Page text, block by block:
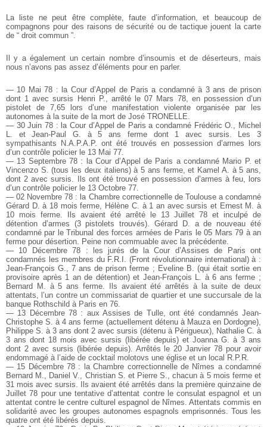
La liste ne peut être complète, faute d’information, et beaucoup de
compagnons pour des raisons de sécurité ou de tactique jouent la carte
de “ droit commun ”.
Il y a également un certain nombre d’insoumis et de déserteurs, mais
nous n’avons pas assez d’éléments pour en parler.
— 10 Mai 78 : la Cour d’Appel de Paris a condamné à 3 ans de prison
dont 1 avec sursis Henri P., arrêté le 07 Mars 78, en possession d’un
pistolet de 7,65 lors d’une manifestation violente organisée par les
autonomes à la suite de la mort de José TRONELLE.
— 30 Juin 78 : la Cour d’Appel de Paris a condamné Frédéric O., Michel
L. et Jean-Paul G. à 5 ans ferme dont 1 avec sursis. Les 3
sympathisants N.A.P.A.P. ont été trouvés en possession d’armes lors
d’un contrôle policier le 13 Mai 77.
— 13 Septembre 78 : la Cour d’Appel de Paris a condamné Mario P. et
Vincenzo S. (tous les deux italiens) à 5 ans ferme, et Kamel A. à 5 ans,
dont 2 avec sursis. Ils ont été trouvé en possession d’armes à feu, lors
d’un contrôle policier le 13 Octobre 77.
— 02 Novembre 78 : la Chambre correctionnelle de Toulouse a condamné
Gérard D. à 18 mois ferme, Hélène C. à 1 an avec sursis et Ernest M. à
10 mois ferme. Ils avaient été arrêté le 13 Juillet 78 et inculpé de
détention d’armes (3 pistolets trouvés). Gérard D. a de nouveau été
condamné par le Tribunal des forces armées de Paris le 05 Mars 79 à an
ferme pour désertion. Peine non commuable avec la précédente.
— 10 Décembre 78 : les jurés de la Cour d’Assises de Paris ont
condamnés les membres du F.R.I. (Front révolutionnaire international) à :
Jean-François G., 7 ans de prison ferme ; Eveline B. (qui était sortie en
provisoire après 1 an de détention) et Jean-François L. à 6 ans ferme ;
Bernard M. à 5 ans ferme. Ils avaient été arrêtés à la suite de deux
attentats, l’un contre un commissariat de quartier et une succursale de la
banque Rothschild à Paris en 76.
— 13 Décembre 78 : aux Assises de Tulle, ont été condamnés Jean-
Christophe S. à 4 ans ferme (actuellement détenu à Mauza en Dordogne),
Philippe S. à 3 ans dont 2 avec sursis (détenu à Périgueux), Nathalie C. à
3 ans dont 18 mois avec sursis (libérée depuis) et Joanna G. à 3 ans
dont 2 avec sursis (libérée depuis). Arrêtés le 20 Janvier 78 pour avoir
endommagé à l’aide de cocktail molotovs une église et un local R.P.R.
— 15 Décembre 78 : la Chambre correctionnelle de Nîmes a condamné
Bernard M., Daniel V., Christian S. et Pierre S., chacun à 5 mois ferme et
31 mois avec sursis. Ils avaient été arrêtés dans la première quinzaine de
Juillet 78 pour une tentative d’attentat contre le consulat espagnol et un
attentat contre le centre culturel espagnol de Nîmes. Attentats commis en
solidarité avec les groupes autonomes espagnols emprisonnés. Tous les
quatre ont été libérés depuis.